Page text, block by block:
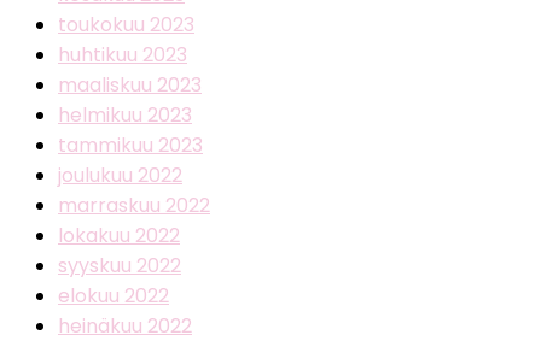
toukokuu 2023
huhtikuu 2023
maaliskuu 2023
helmikuu 2023
tammikuu 2023
joulukuu 2022
marraskuu 2022
lokakuu 2022
syyskuu 2022
elokuu 2022
heinäkuu 2022